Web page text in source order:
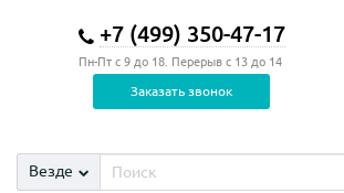
+7 (499) 350-47-17
Пн-Пт с 9 до 18. Перерыв с 13 до 14
Заказать звонок
Везде